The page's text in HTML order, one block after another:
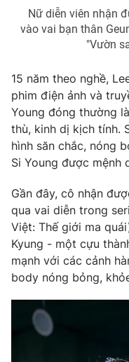
thông tin từ website này.
Nữ diễn viên nhận
vào vai bạn thân
"Vườn
15 năm theo nghề,
phim điện ảnh và
Young đóng thường
thù, kinh dị kịch tính.
hình săn chắc, nóng
Si Young được mệnh
Gần đây, cô nhận
qua vai diễn trong
Việt: Thế giới ma
Kyung - một cựu
mạnh với các cảnh
body nóng bỏng,